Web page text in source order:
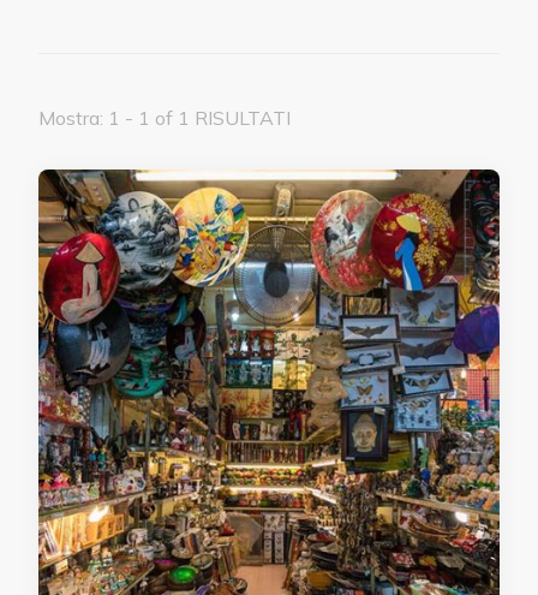
Mostra: 1 - 1 of 1 RISULTATI